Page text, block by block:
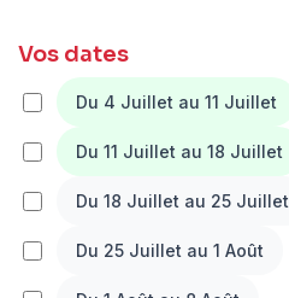
Vos dates
Du 4 Juillet au 11 Juillet
Du 11 Juillet au 18 Juillet
Du 18 Juillet au 25 Juillet
Du 25 Juillet au 1 Août